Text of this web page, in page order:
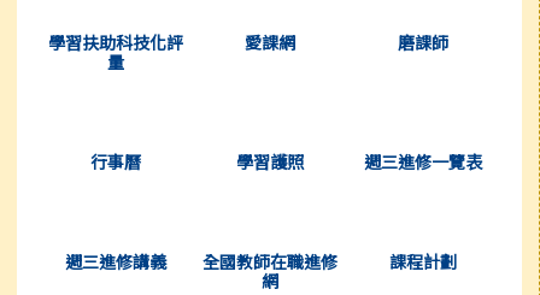
學習扶助科技化評
量
愛課網 磨課師
行事曆 學習護照 週三進修一覽表
週三進修講義
全國教師在職進修
網
課程計劃